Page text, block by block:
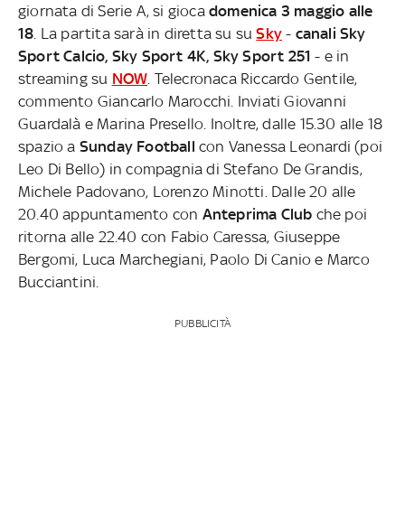
giornata di Serie A, si gioca domenica 3 maggio alle
18 . La partita sarà in diretta su suSky - canali Sky
Sport Calcio, Sky Sport 4K, Sky Sport 251 - e in
streaming su NOW . Telecronaca Riccardo Gentile,
commento Giancarlo Marocchi. Inviati Giovanni
Guardalà e Marina Presello. Inoltre, dalle 15.30 alle 18
spazio a Sunday Football con Vanessa Leonardi (poi
Leo Di Bello) in compagnia di Stefano De Grandis,
Michele Padovano, Lorenzo Minotti. Dalle 20 alle
20.40 appuntamento con Anteprima Club che poi
ritorna alle 22.40 con Fabio Caressa, Giuseppe
Bergomi, Luca Marchegiani, Paolo Di Canio e Marco
Bucciantini.
PUBBLICITÀ